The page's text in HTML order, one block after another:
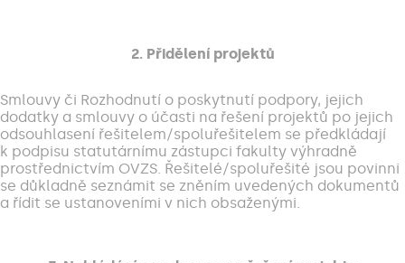
2. Přidělení projektů
Smlouvy či Rozhodnutí o poskytnutí podpory, jejich
dodatky a smlouvy o účasti na řešení projektů po jejich
odsouhlasení řešitelem/spoluřešitelem se předkládají
k podpisu statutárnímu zástupci fakulty výhradně
prostřednictvím OVZS. Řešitelé/spoluřešité jsou povinni
se důkladně seznámit se zněním uvedených dokumentů
a řídit se ustanoveními v nich obsaženými.